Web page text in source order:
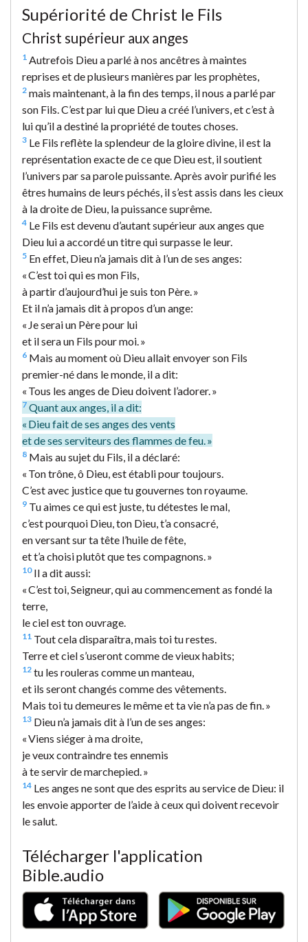
Supériorité de Christ le Fils
Christ supérieur aux anges
1 Autrefois Dieu a parlé à nos ancêtres à maintes
reprises et de plusieurs manières par les prophètes,
2 mais maintenant, à la fin des temps, il nous a parlé par
son Fils. C’est par lui que Dieu a créé l’univers, et c’est à
lui qu’il a destiné la propriété de toutes choses.
3 Le Fils reflète la splendeur de la gloire divine, il est la
représentation exacte de ce que Dieu est, il soutient
l’univers par sa parole puissante. Après avoir purifié les
êtres humains de leurs péchés, il s’est assis dans les cieux
à la droite de Dieu, la puissance suprême.
4 Le Fils est devenu d’autant supérieur aux anges que
Dieu lui a accordé un titre qui surpasse le leur.
5 En effet, Dieu n’a jamais dit à l’un de ses anges:
« C’est toi qui es mon Fils,
à partir d’aujourd’hui je suis ton Père. »
Et il n’a jamais dit à propos d’un ange:
« Je serai un Père pour lui
et il sera un Fils pour moi. »
6 Mais au moment où Dieu allait envoyer son Fils
premier-né dans le monde, il a dit:
« Tous les anges de Dieu doivent l’adorer. »
7 Quant aux anges, il a dit:
« Dieu fait de ses anges des vents
et de ses serviteurs des flammes de feu. »
8 Mais au sujet du Fils, il a déclaré:
« Ton trône, ô Dieu, est établi pour toujours.
C’est avec justice que tu gouvernes ton royaume.
9 Tu aimes ce qui est juste, tu détestes le mal,
c’est pourquoi Dieu, ton Dieu, t’a consacré,
en versant sur ta tête l’huile de fête,
et t’a choisi plutôt que tes compagnons. »
10Il a dit aussi:
« C’est toi, Seigneur, qui au commencement as fondé la
terre,
le ciel est ton ouvrage.
11 Tout cela disparaîtra, mais toi tu restes.
Terre et ciel s’useront comme de vieux habits;
12 tu les rouleras comme un manteau,
et ils seront changés comme des vêtements.
Mais toi tu demeures le même et ta vie n’a pas de fin. »
13 Dieu n’a jamais dit à l’un de ses anges:
« Viens siéger à ma droite,
je veux contraindre tes ennemis
à te servir de marchepied. »
14 Les anges ne sont que des esprits au service de Dieu: il
les envoie apporter de l’aide à ceux qui doivent recevoir
le salut.
Télécharger l'application
Bible.audio